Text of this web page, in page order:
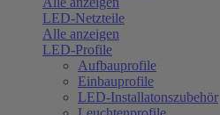
LED-Netzteile
Alle anzeigen
LED-Profile
Aufbauprofile
Einbauprofile
LED-Installatonszubehör